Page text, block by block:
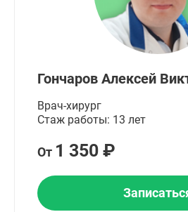
Гончаров Алексей
Врач-хирург
Стаж работы: 13 лет
От 1 350 ₽